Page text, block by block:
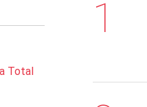
Total